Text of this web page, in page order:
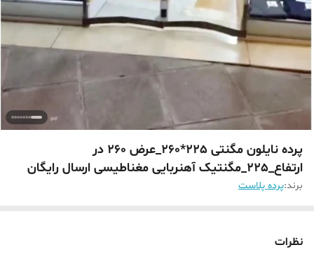
پرده نایلون مگنتی 225*260_عرض 260 در
ارتفاع_225_مگنتیک آهنربایی مغناطیسی ارسال رایگان
برند:پرده پلاست
نظرات